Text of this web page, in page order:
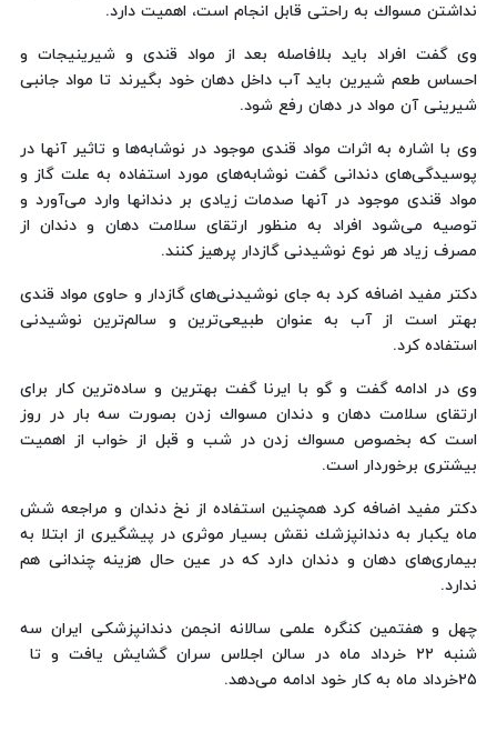
نداشتن مسواك به راحتی قابل انجام است، اهمیت دارد.
وی گفت افراد باید بلافاصله بعد از مواد قندی و شیرینیجات و
احساس طعم شیرین باید آب داخل دهان خود بگیرند تا مواد جانبی
شیرینی آن مواد در دهان رفع شود.
وی با اشاره به اثرات مواد قندی موجود در نوشابه‌ها و تاثیر آنها در
پوسیدگی‌های دندانی گفت نوشابه‌های مورد استفاده به علت گاز و
مواد قندی موجود در آنها صدمات زیادی بر دندانها وارد می‌آورد و
توصیه می‌شود افراد به منظور ارتقای سلامت دهان و دندان از
مصرف زیاد هر نوع نوشیدنی گازدار پرهیز كنند.
دكتر مفید اضافه كرد به جای نوشیدنی‌های گازدار و حاوی مواد قندی
بهتر است از آب به عنوان طبیعی‌ترین و سالم‌ترین نوشیدنی
استفاده كرد.
وی در ادامه گفت و گو با ایرنا گفت بهترین و ساده‌ترین كار برای
ارتقای سلامت دهان و دندان مسواك زدن بصورت سه بار در روز
است كه بخصوص مسواك زدن در شب و قبل از خواب از اهمیت
بیشتری برخوردار است.
دكتر مفید اضافه كرد همچنین استفاده از نخ دندان و مراجعه شش
ماه یكبار به دندانپزشك نقش بسیار موثری در پیشگیری از ابتلا به
بیماری‌های دهان و دندان دارد كه در عین حال هزینه چندانی هم
ندارد.
چهل و هفتمین كنگره علمی سالانه انجمن دندانپزشكی ایران سه
۲۵‬خرداد ماه به كار خود ادامه می‌دهد.